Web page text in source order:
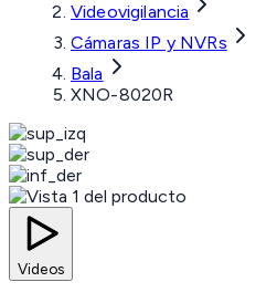
Videovigilancia
Cámaras IP y NVRs
Bala
XNO-8020R
Videos